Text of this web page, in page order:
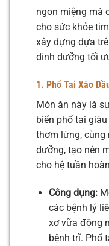
ngon miệng mà
cho sức khỏe
xây dựng dựa
dinh dưỡng tối
1. Phổ Tai Xào
Món ăn này là
biển phổ tai
thơm lừng, cùng
dưỡng, tạo nên
cho hệ tuần
Công dụng:
các bệnh lý
xơ vữa động
bệnh trĩ. Phổ